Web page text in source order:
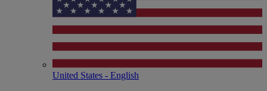
United States - English